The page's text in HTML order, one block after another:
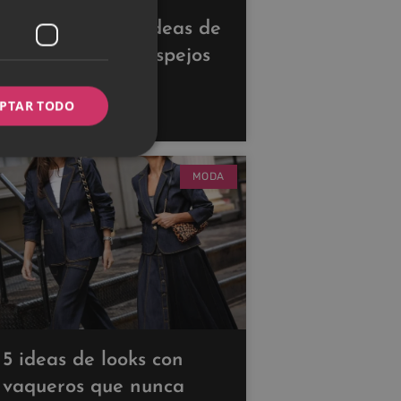
Descubre estas ideas de
decoración con espejos
para ampliar tus
espacios
MODA
5 ideas de looks con
vaqueros que nunca
TODO